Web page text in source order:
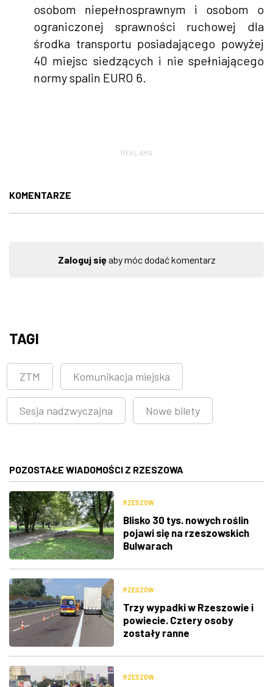
osobom niepełnosprawnym i osobom o
ograniczonej sprawności ruchowej dla
środka transportu posiadającego powyżej
40 miejsc siedzących i nie spełniającego
normy spalin EURO 6.
REKLAMA
KOMENTARZE
Zaloguj sięaby móc dodać komentarz
TAGI
ZTM Komunikacja miejska
Sesja nadzwyczajna Nowe bilety
POZOSTAŁE WIADOMOŚCI Z RZESZOWA
RZESZÓW
Blisko 30 tys. nowych roślin
pojawi się na rzeszowskich
Bulwarach
RZESZÓW
Trzy wypadki w Rzeszowie i
powiecie. Cztery osoby
zostały ranne
RZESZÓW